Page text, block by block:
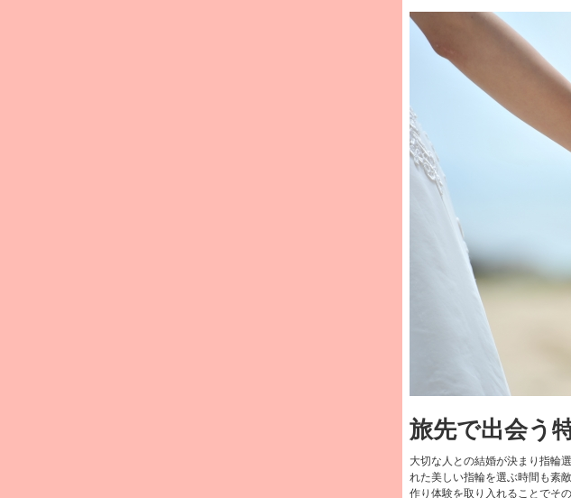
旅先で出会う
大切な人との結婚が決まり指輪
れた美しい指輪を選ぶ時間も素
作り体験を取り入れることでそ